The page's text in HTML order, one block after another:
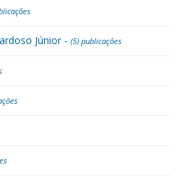
Júnior - (5) publicações